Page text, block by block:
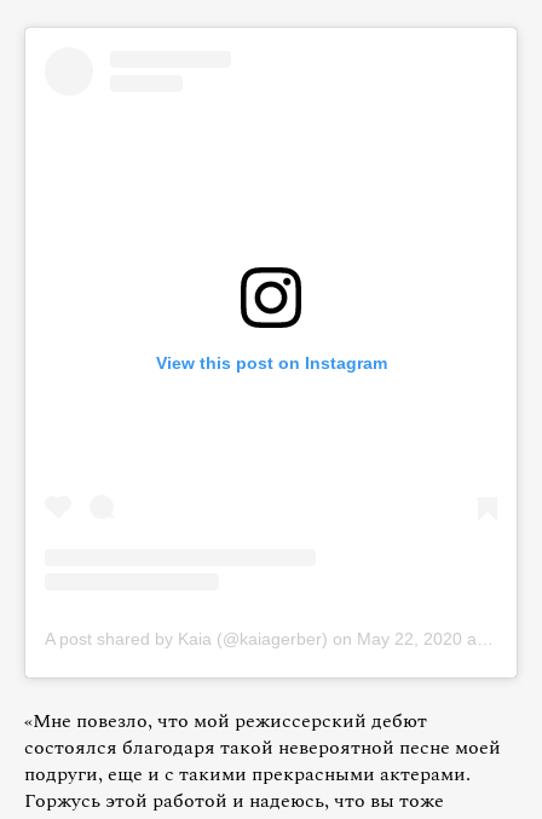
View this post on Instagram
A post shared by Kaia (@kaiagerber) on May 22, 2020 at 10:08am PDT
«Мне повезло, что мой режиссерский дебют
состоялся благодаря такой невероятной песне моей
подруги, еще и с такими прекрасными актерами.
Горжусь этой работой и надеюсь, что вы тоже